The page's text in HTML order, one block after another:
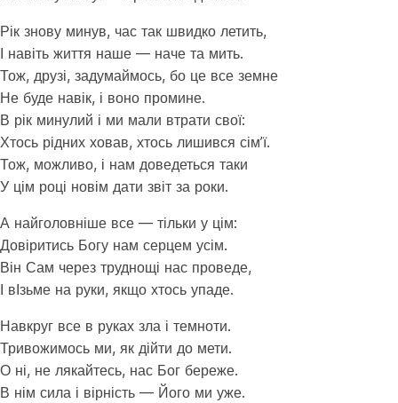
Рік знову минув, час так швидко летить,
І навіть життя наше — наче та мить.
Тож, друзі, задумаймось, бо це все земне
Не буде навік, і воно промине.
В рік минулий і ми мали втрати свої:
Хтось рідних ховав, хтось лишився сім’ї.
Тож, можливо, і нам доведеться таки
У цім році новім дати звіт за роки.
А найголовніше все — тільки у цім:
Довіритись Богу нам серцем усім.
Він Сам через труднощі нас проведе,
І вІзьме на руки, якщо хтось упаде.
Навкруг все в руках зла і темноти.
Тривожимось ми, як дійти до мети.
О ні, не лякайтесь, нас Бог береже.
В нім сила і вірність — Його ми уже.